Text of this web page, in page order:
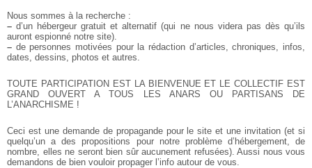
Nous sommes à la recherche :
– d’un hébergeur gratuit et alternatif (qui ne nous videra pas dès qu’ils
auront espionné notre site).
– de personnes motivées pour la rédaction d’articles, chroniques, infos,
dates, dessins, photos et autres.
TOUTE PARTICIPATION EST LA BIENVENUE ET LE COLLECTIF EST
GRAND OUVERT A TOUS LES ANARS OU PARTISANS DE
L’ANARCHISME !
Ceci est une demande de propagande pour le site et une invitation (et si
quelqu’un a des propositions pour notre problème d’hébergement, de
nombre, elles ne serontbien sûr aucunement refusées). Aussi nous vous
demandons de bien vouloir propager l’info autour de vous.